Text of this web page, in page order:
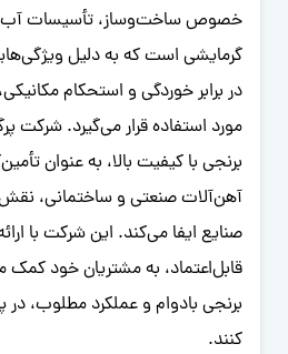
خصوص ساخت‌وساز، تأسیسات
گرمایشی است که به دلیل
در برابر خوردگی و استحکام
مورد استفاده قرار می‌گیرد. شرکت
برنجی با کیفیت بالا، به عنوان
آهن‌آلات صنعتی و ساختمانی، نقش
صنایع ایفا می‌کند. این شرکت با
قابل‌اعتماد، به مشتریان خود کمک
برنجی بادوام و عملکرد مطلوب، در
کنند.